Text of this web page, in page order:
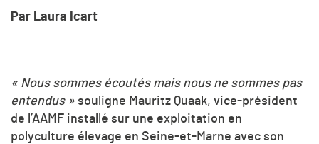
Par Laura Icart
« Nous sommes écoutés mais nous ne sommes pas
entendus » souligne Mauritz Quaak, vice-président
de l’AAMF installé sur une exploitation en
polyculture élevage en Seine-et-Marne avec son